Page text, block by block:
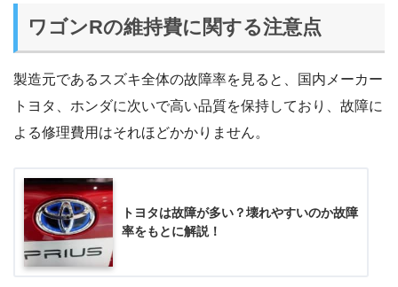
ワゴンRの維持費に関する注意点
製造元であるスズキ全体の故障率を見ると、国内メーカー
トヨタ、ホンダに次いで高い品質を保持しており、故障に
よる修理費用はそれほどかかりません。
トヨタは故障が多い？壊れやすいのか故障
率をもとに解説！